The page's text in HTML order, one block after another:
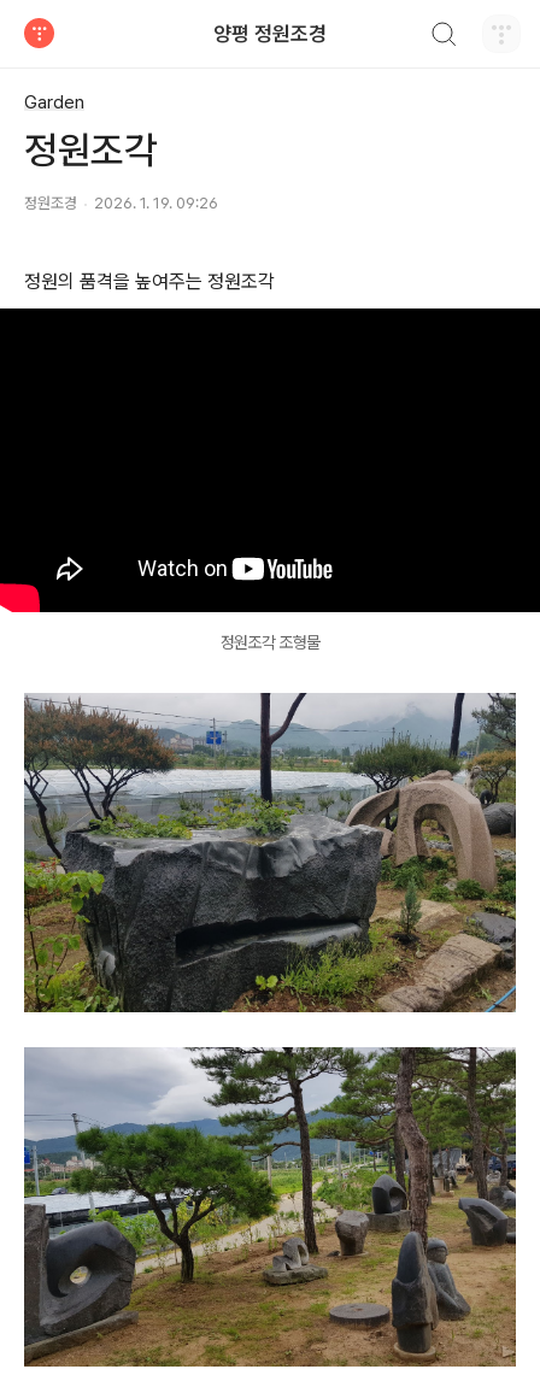
양평 정원조경
Garden
정원조각
정원조경 2026. 1. 19. 09:26
정원의 품격을 높여주는 정원조각
정원조각 조형물